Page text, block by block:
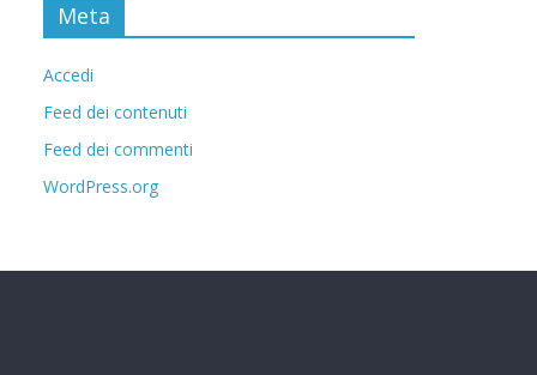
Meta
Accedi
Feed dei contenuti
Feed dei commenti
WordPress.org